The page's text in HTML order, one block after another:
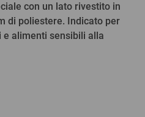
con un lato rivestito in
di poliestere. Indicato per
alimenti sensibili alla